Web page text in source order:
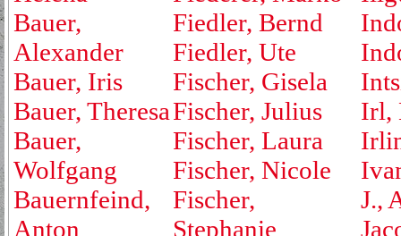
Bauer,
Alexander
Bauer, Iris
Bauer, Theresa
Bauer,
Wolfgang
Bauernfeind,
Anton
Fiedler, Bernd
Fiedler, Ute
Fischer, Gisela
Fischer, Julius
Fischer, Laura
Fischer, Nicole
Fischer,
Stephanie
Irl,
J.,